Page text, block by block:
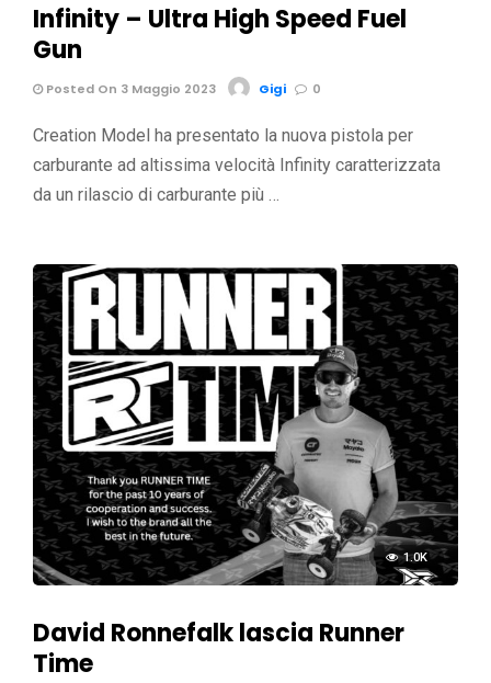
Infinity – Ultra High Speed Fuel
Gun
Posted On 3 Maggio 2023 Gigi 0
Creation Model ha presentato la nuova pistola per
carburante ad altissima velocità Infinity caratterizzata
da un rilascio di carburante più …
1.0K
David Ronnefalk lascia Runner
Time